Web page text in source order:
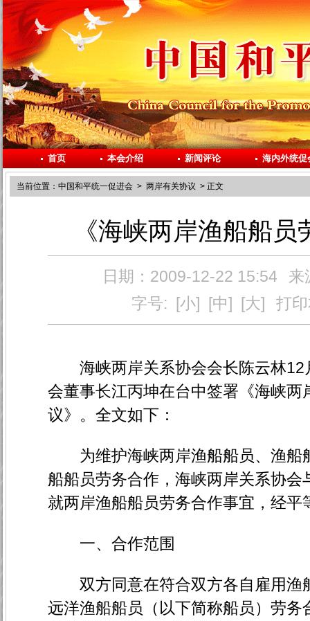
首页 本会介绍 新闻评论 海内外统促
当前位置： 中国和平统一促进会 > 两岸有关协议 > 正文
《海峡两岸渔船船
日期：2009-12-22 15:54
来
字号: [小] [中] [大] 打
海峡两岸关系协会会长陈云林12
会董事长江丙坤在台中签署《海峡两
议》。全文如下：
为维护海峡两岸渔船船员、渔船
船船员劳务合作，海峡两岸关系协
就两岸渔船船员劳务合作事宜，经平
一、合作范围
双方同意在符合双方各自雇用渔
远洋渔船船员（以下简称船员）劳